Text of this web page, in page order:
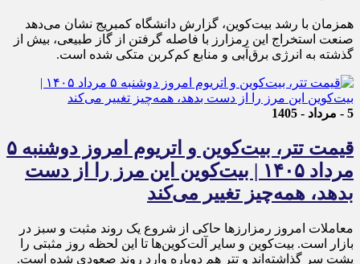
همزمان با رشد بیت‌کوین، گزارش دانشگاه کمبریج نشان می‌دهد
صنعت استخراج این رمزارز با فاصله گرفتن از گاز طبیعی، بیش از
گذشته به انرژی برق‌آبی و منابع کم‌کربن متکی شده است.
5 - مرداد - 1405
قیمت تتر، بیت‌کوین و اتریوم امروز دوشنبه ۵
مرداد ۱۴۰۵ | بیت‌کوین این مرز را از دست
بدهد، همه‌چیز تغییر می‌کند
معاملات امروز رمزارز‌ها حاکی از شروع یک روند مثبت و سبز در
بازار است. بیت‌کوین و سایر آلت‌کوین‌ها تا این لحظه روز مثبتی را
پشت سر گذاشته‌اند و تتر هم دوباره وارد روند صعودی شده است.